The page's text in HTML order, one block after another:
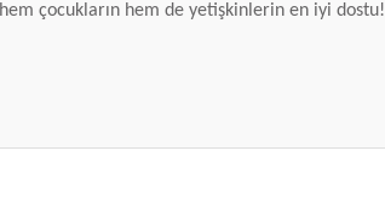
çocukların hem de yetişkinlerin en iyi dostu!